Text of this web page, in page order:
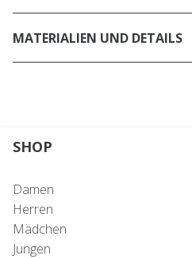
MATERIALIEN UND DETAILS
SHOP
Damen
Herren
Mädchen
Jungen